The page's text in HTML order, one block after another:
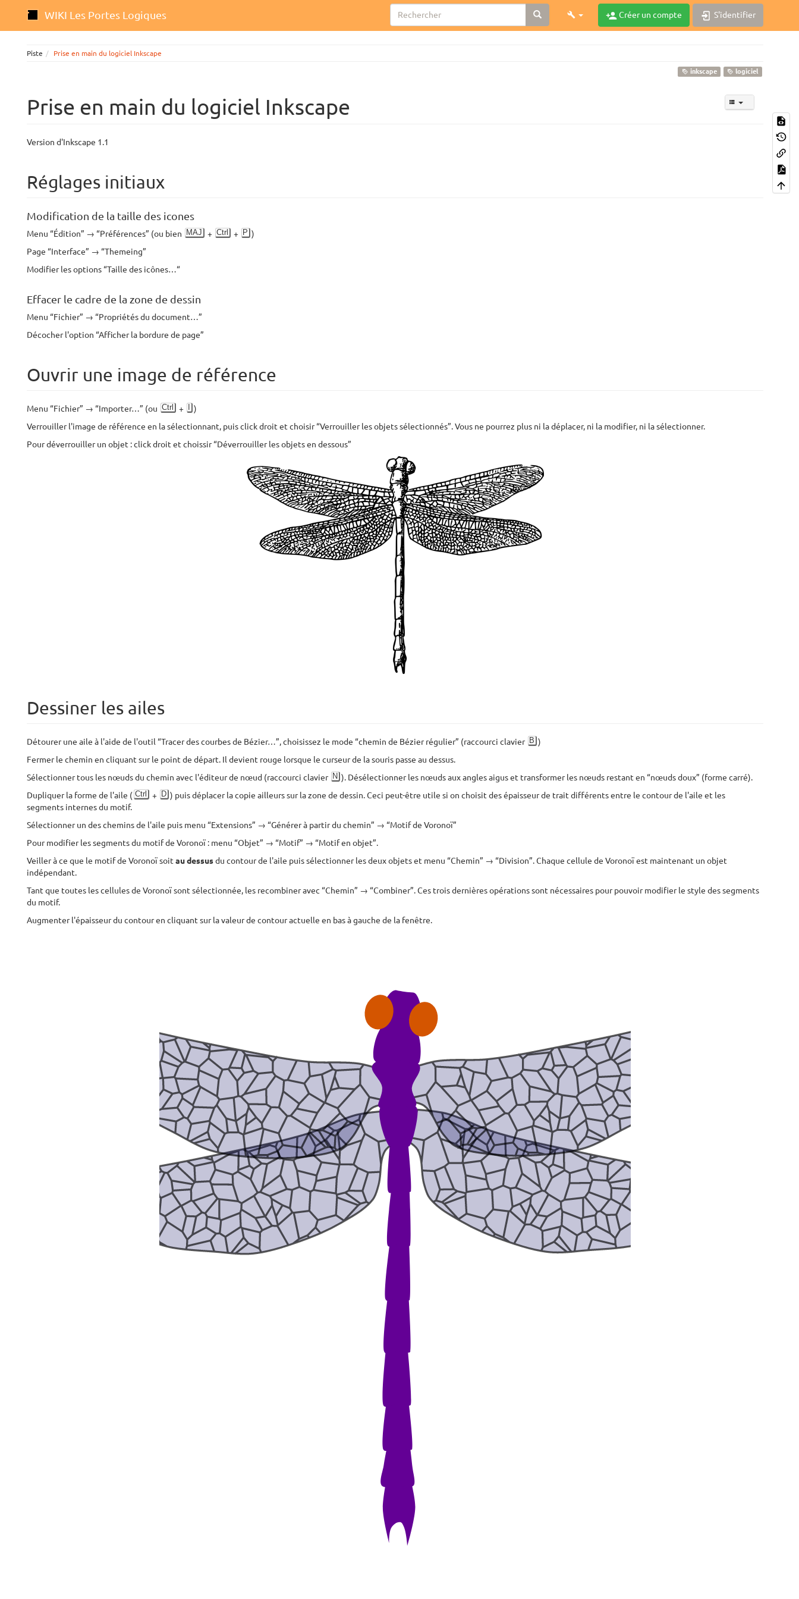
WIKI Les Portes Logiques Créer un compte S'identifier
Piste Prise en main du logiciel Inkscape
inkscape logiciel
Prise en main du logiciel Inkscape
Version d'Inkscape 1.1
Réglages initiaux
Modification de la taille des icones
Menu “Édition” → “Préférences” (ou bien MAJ + Ctrl + P )
Page “Interface” → “Themeing”
Modifier les options “Taille des icônes…“
Effacer le cadre de la zone de dessin
Menu “Fichier” → “Propriétés du document…”
Décocher l'option “Afficher la bordure de page”
Ouvrir une image de référence
Menu “Fichier” → “Importer…” (ou Ctrl +
)
Verrouiller l'image de référence en la sélectionnant, puis click droit et choisir “Verrouiller les objets sélectionnés”. Vous ne pourrez plus ni la déplacer, ni la modifier, ni la sélectionner.
Pour déverrouiller un objet : click droit et choissir “Déverrouiller les objets en dessous”
Dessiner les ailes
Détourer une aile à l'aide de l'outil “Tracer des courbes de Bézier…”, choisissez le mode “chemin de Bézier régulier” (raccourci clavier B )
Fermer le chemin en cliquant sur le point de départ. Il devient rouge lorsque le curseur de la souris passe au dessus.
Sélectionner tous les nœuds du chemin avec l'éditeur de nœud (raccourci clavier N ). Désélectionner les nœuds aux angles aigus et transformer les nœuds restant en “nœuds doux” (forme carré).
Dupliquer la forme de l'aile ( Ctrl + D ) puis déplacer la copie ailleurs sur la zone de dessin. Ceci peut-être utile si on choisit des épaisseur de trait différents entre le contour de l'aile et les
segments internes du motif.
Sélectionner un des chemins de l'aile puis menu “Extensions” → “Générer à partir du chemin” → “Motif de Voronoï”
Pour modifier les segments du motif de Voronoï : menu “Objet” → “Motif” → “Motif en objet”.
Veiller à ce que le motif de Voronoï soit au dessusdu contour de l'aile puis sélectionner les deux objets et menu “Chemin” → “Division”. Chaque cellule de Voronoï est maintenant un objet
indépendant.
Tant que toutes les cellules de Voronoï sont sélectionnée, les recombiner avec “Chemin” → “Combiner”. Ces trois dernières opérations sont nécessaires pour pouvoir modifier le style des segments
du motif.
Augmenter l'épaisseur du contour en cliquant sur la valeur de contour actuelle en bas à gauche de la fenêtre.